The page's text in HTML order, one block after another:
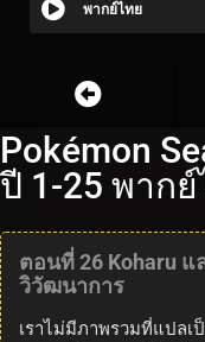
พากย์ไทย
Pokémon
ปี 1-25 พาก
ตอนที่ 26 Koharu แ
วิวัฒนาการ
เราไม่มีภาพรวมที่แปลเ